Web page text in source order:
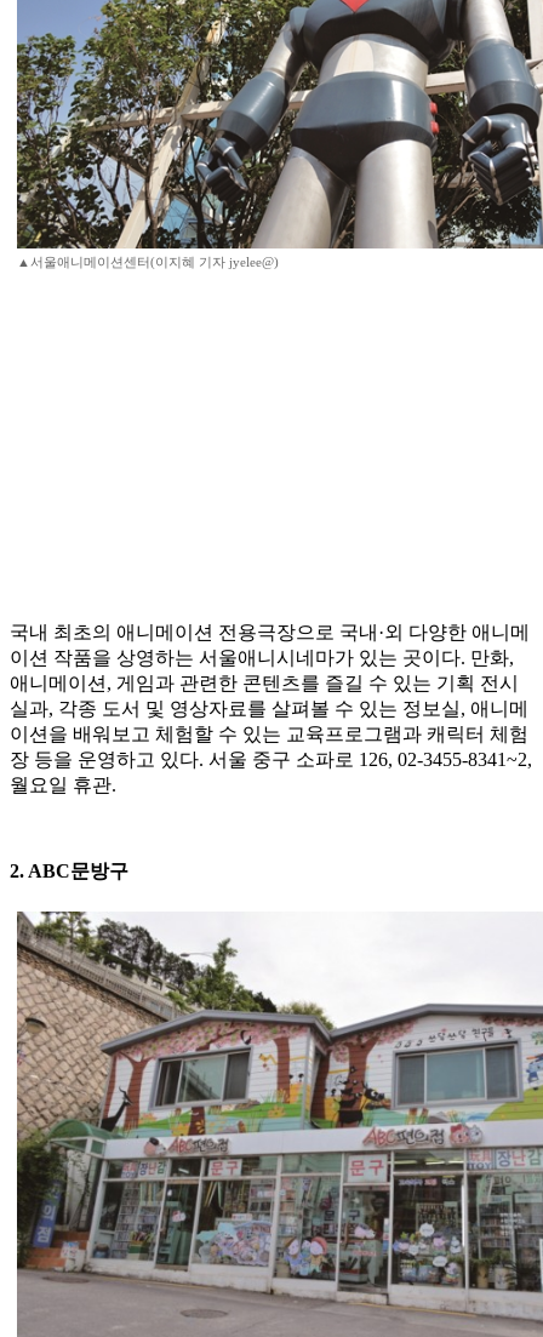
▲서울애니메이션센터(이지혜 기자 jyelee@)
국내 최초의 애니메이션 전용극장으로 국내·외 다양한 애니메
이션 작품을 상영하는 서울애니시네마가 있는 곳이다. 만화,
애니메이션, 게임과 관련한 콘텐츠를 즐길 수 있는 기획 전시
실과, 각종 도서 및 영상자료를 살펴볼 수 있는 정보실, 애니메
이션을 배워보고 체험할 수 있는 교육프로그램과 캐릭터 체험
장 등을 운영하고 있다. 서울 중구 소파로 126, 02-3455-8341~2,
월요일 휴관.
2. ABC문방구